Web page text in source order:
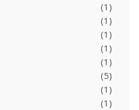
(1)
(1)
(1)
(1)
(1)
(5)
(1)
(1)